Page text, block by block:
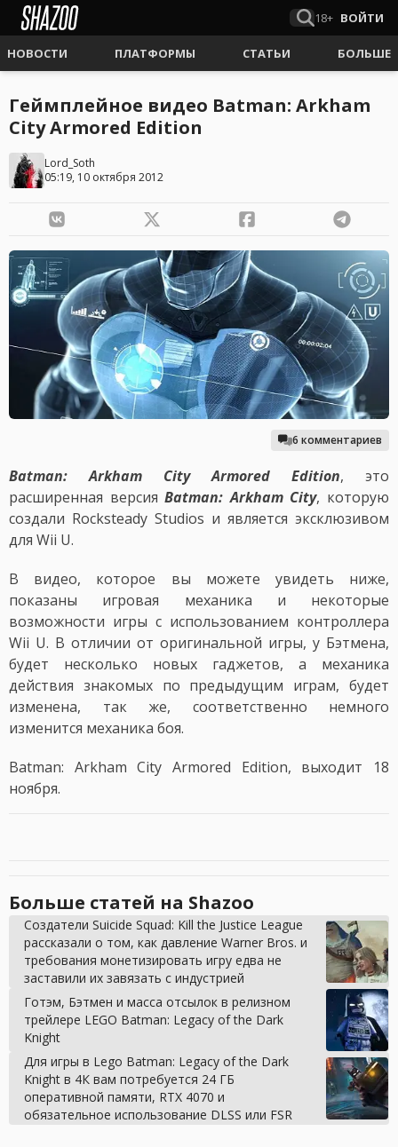
18+ ВОЙТИ
НОВОСТИ ПЛАТФОРМЫ СТАТЬИ БОЛЬШЕ
Геймплейное видео Batman: Arkham
City Armored Edition
Lord_Soth
05:19, 10 октября 2012
6 комментариев
Batman: Arkham City Armored Edition, это
расширенная версияBatman: Arkham City, которую
создали Rocksteady Studios и является эксклюзивом
для Wii U.
В видео, которое вы можете увидеть ниже,
показаны игровая механика и некоторые
возможности игры с использованием контроллера
Wii U. В отличии от оригинальной игры, у Бэтмена,
будет несколько новых гаджетов, а механика
действия знакомых по предыдущим играм, будет
изменена, так же, соответственно немного
изменится механика боя.
Batman: Arkham City Armored Edition, выходит 18
ноября.
Больше статей на Shazoo
Создатели Suicide Squad: Kill the Justice League
рассказали о том, как давление Warner Bros. и
требования монетизировать игру едва не
заставили их завязать с индустрией
Готэм, Бэтмен и масса отсылок в релизном
трейлере LEGO Batman: Legacy of the Dark
Knight
Для игры в Lego Batman: Legacy of the Dark
Knight в 4К вам потребуется 24 ГБ
оперативной памяти, RTX 4070 и
обязательное использование DLSS или FSR